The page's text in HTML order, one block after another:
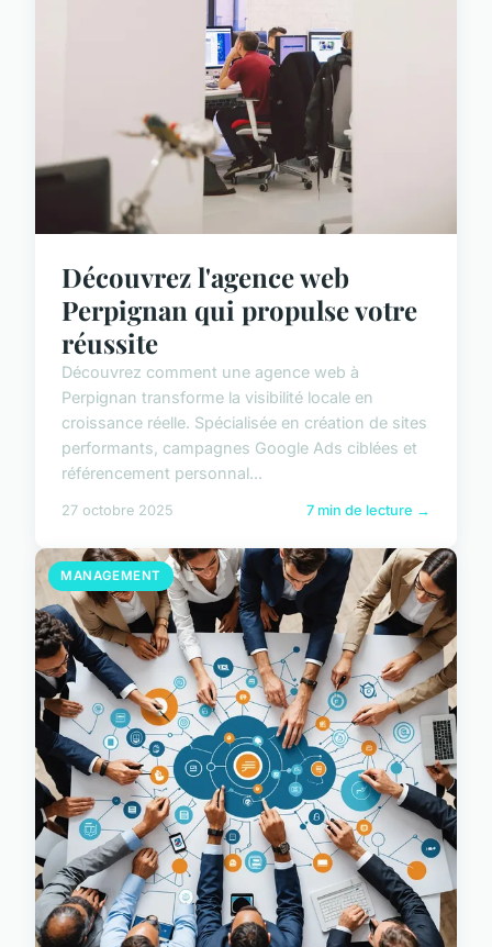
Découvrez l'agence web
Perpignan qui propulse votre
réussite
Découvrez comment une agence web à
Perpignan transforme la visibilité locale en
croissance réelle. Spécialisée en création de sites
performants, campagnes Google Ads ciblées et
référencement personnal...
27 octobre 2025 7 min de lecture →
MANAGEMENT